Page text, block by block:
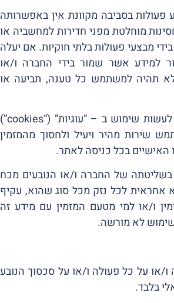
פעולות בסביבה מקוונת אין באפשרותה
מוחלטת מפני חדירות למחשביה או
מבצעי פעולות בלתי חוקיות. אם יעלה
למידע אשר שמור בידי החברה ו/או
תהיה למשתמש כל טענה, תביעה או
החברה תהא רשאית לעשות שימוש ב – “עוגיות” (“cookies”)
שירות מהיר ויעיל ולחסוך מהמזמין
האישיים בכל כניסה לאתר.
של החברה ו/או הנובעים מכח
אחראית לכל נזק מכל סוג שהוא, עקיף
ו/או למי מטעם המזמין עם מידע זה
לא מורשה.
ו/או על כל פעולה ו/או על סכסוך הנובע
בלבד.